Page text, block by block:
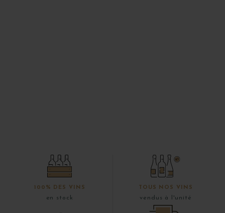
100% DES VINS
en stock
TOUS NOS VINS
vendus à l'unité